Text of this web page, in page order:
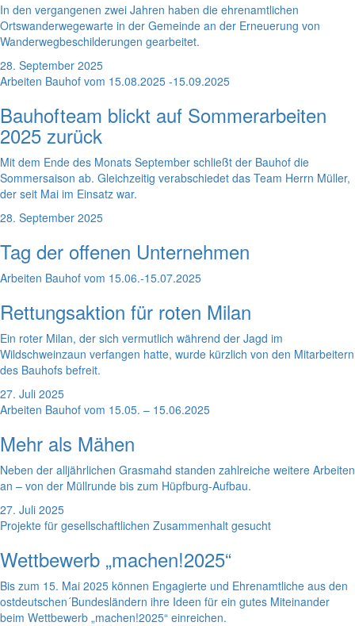
In den vergangenen zwei Jahren haben die ehrenamtlichen
Ortswanderwegewarte in der Gemeinde an der Erneuerung von
Wanderwegbeschilderungen gearbeitet.
28. September 2025
Arbeiten Bauhof vom 15.08.2025 -15.09.2025
Bauhofteam blickt auf Sommerarbeiten
2025 zurück
Mit dem Ende des Monats September schließt der Bauhof die
Sommersaison ab. Gleichzeitig verabschiedet das Team Herrn Müller,
der seit Mai im Einsatz war.
28. September 2025
Tag der offenen Unternehmen
Arbeiten Bauhof vom 15.06.-15.07.2025
Rettungsaktion für roten Milan
Ein roter Milan, der sich vermutlich während der Jagd im
Wildschweinzaun verfangen hatte, wurde kürzlich von den Mitarbeitern
des Bauhofs befreit.
27. Juli 2025
Arbeiten Bauhof vom 15.05. – 15.06.2025
Mehr als Mähen
Neben der alljährlichen Grasmahd standen zahlreiche weitere Arbeiten
an – von der Müllrunde bis zum Hüpfburg-Aufbau.
27. Juli 2025
Projekte für gesellschaftlichen Zusammenhalt gesucht
Wettbewerb „machen!2025“
Bis zum 15. Mai 2025 können Engagierte und Ehrenamtliche aus den
ostdeutschen´Bundesländern ihre Ideen für ein gutes Miteinander
beim Wettbewerb „machen!2025“ einreichen.